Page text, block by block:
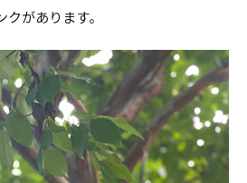
があります。